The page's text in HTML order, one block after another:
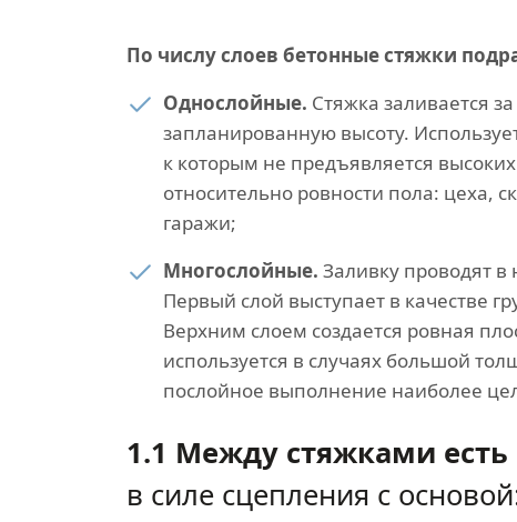
По числу слоев бетонные стяжки
Однослойные. Стяжка заливается
запланированную высоту.
к которым не предъявляется
относительно ровности пола: цеха,
гаражи;
Многослойные. Заливку проводят в
Первый слой выступает в качестве
Верхним слоем создается ровная
используется в случаях большой
послойное выполнение наиболее
1.1 Между стяжками есть
в силе сцепления с